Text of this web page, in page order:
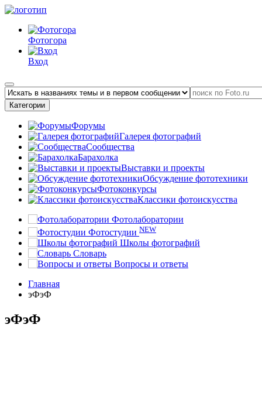
Фотогора
Вход
Категории
Форумы
Галерея фотографий
Сообщества
Барахолка
Выставки и проекты
Обсуждение фототехники
Фотоконкурсы
Классики фотоискусства
Фотолаборатории
Фотостудии NEW
Школы фотографий
Словарь
Вопросы и ответы
Главная
эФэФ
эФэФ